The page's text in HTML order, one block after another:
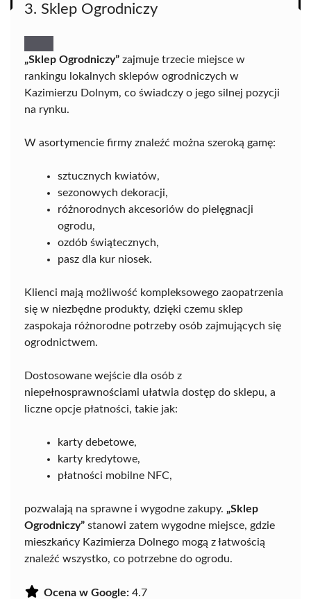
3. Sklep Ogrodniczy
„Sklep Ogrodniczy” zajmuje trzecie miejsce w
rankingu lokalnych sklepów ogrodniczych w
Kazimierzu Dolnym, co świadczy o jego silnej pozycji
na rynku.
W asortymencie firmy znaleźć można szeroką gamę:
sztucznych kwiatów,
sezonowych dekoracji,
różnorodnych akcesoriów do pielęgnacji
ogrodu,
ozdób świątecznych,
pasz dla kur niosek.
Klienci mają możliwość kompleksowego zaopatrzenia
się w niezbędne produkty, dzięki czemu sklep
zaspokaja różnorodne potrzeby osób zajmujących się
ogrodnictwem.
Dostosowane wejście dla osób z
niepełnosprawnościami ułatwia dostęp do sklepu, a
liczne opcje płatności, takie jak:
karty debetowe,
karty kredytowe,
płatności mobilne NFC,
pozwalają na sprawne i wygodne zakupy. „Sklep
Ogrodniczy” stanowi zatem wygodne miejsce, gdzie
mieszkańcy Kazimierza Dolnego mogą z łatwością
znaleźć wszystko, co potrzebne do ogrodu.
Ocena w Google: 4.7